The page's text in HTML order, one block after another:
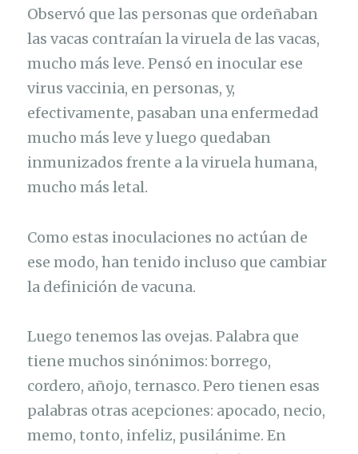
Observó que las personas que ordeñaban
las vacas contraían la viruela de las vacas,
mucho más leve. Pensó en inocular ese
virus vaccinia, en personas, y,
efectivamente, pasaban una enfermedad
mucho más leve y luego quedaban
inmunizados frente a la viruela humana,
mucho más letal.
Como estas inoculaciones no actúan de
ese modo, han tenido incluso que cambiar
la definición de vacuna.
Luego tenemos las ovejas. Palabra que
tiene muchos sinónimos: borrego,
cordero, añojo, ternasco. Pero tienen esas
palabras otras acepciones: apocado, necio,
memo, tonto, infeliz, pusilánime. En